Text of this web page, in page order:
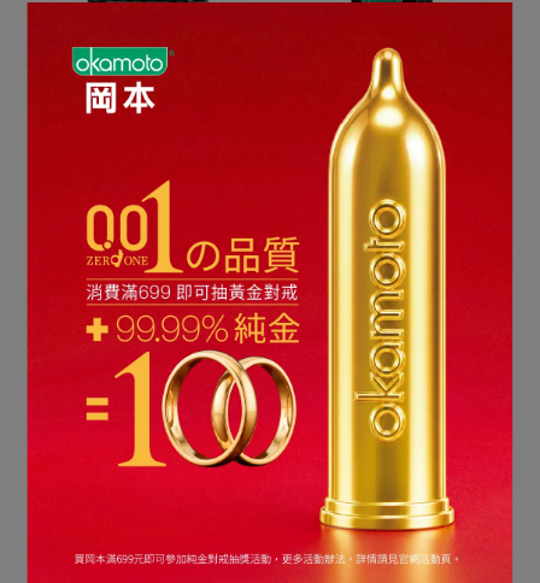
【岡本】002LARGE(3入)
加入購物車
【岡本】002LARGE(6入)
NT$499
加入購物車
【岡本】002RL超潤滑(12
入)